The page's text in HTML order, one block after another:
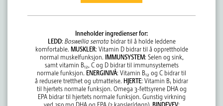
Inneholder ingredienser for:
LEDD: Boswellia serrata bidrar til å holde leddene
komfortable. MUSKLER: Vitamin D bidrar til å opprettholde
normal muskelfunksjon. IMMUNSYSTEM: Selen og sink,
samt vitamin B12, C og D bidrar til immunsystemets
normale funksjon. ENERGINIVÅ: Vitamin B12 og C bidrar til
å redusere tretthet og utmattelse. HJERTE: Vitamin B1 bidrar
til hjertets normale funksjon. Omega 3-fettsyrene DHA og
EPA bidrar til hjertets normale funksjon. Gunstig virkning